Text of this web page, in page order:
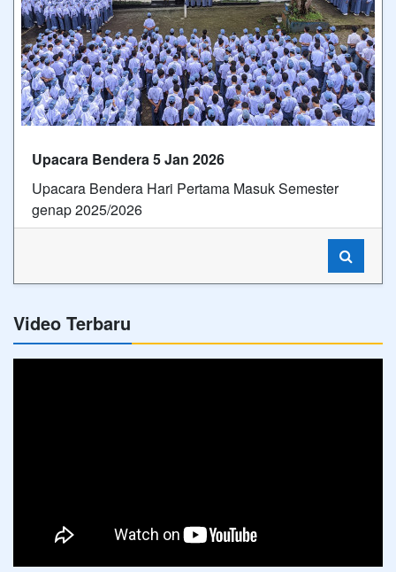
Upacara Bendera 5 Jan 2026
Upacara Bendera Hari Pertama Masuk Semester
genap 2025/2026
Video Terbaru